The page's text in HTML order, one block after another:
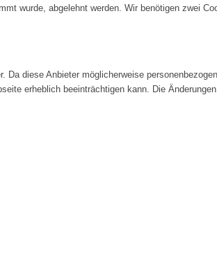
wurde, abgelehnt werden. Wir benötigen zwei
diese Anbieter möglicherweise
erheblich beeinträchtigen kann. Die